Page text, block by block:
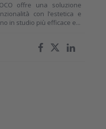
offre una soluzione
con l’estetica e
in studio più efficace e...